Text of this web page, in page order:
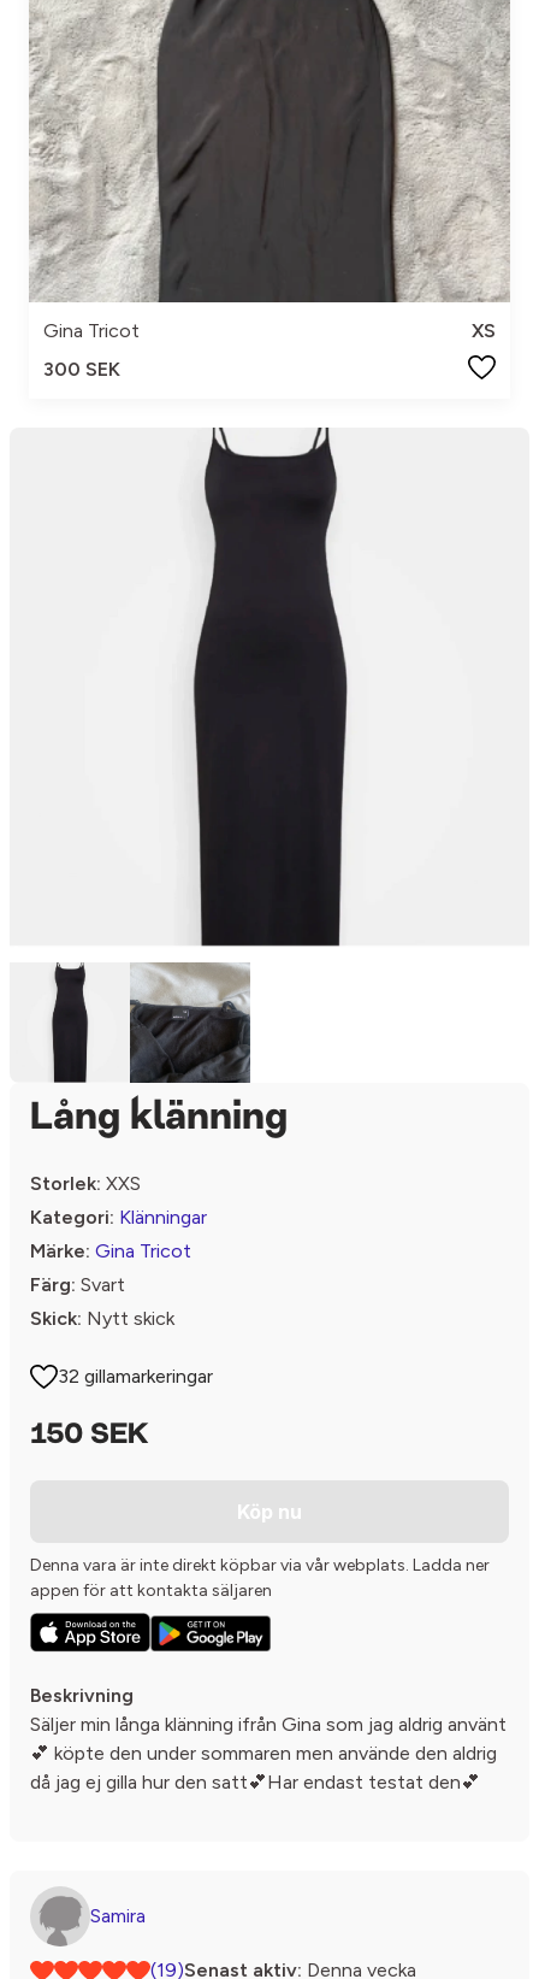
Gina Tricot
XS
300 SEK
Lång klänning
Storlek: XXS
Kategori: Klänningar
Märke: Gina Tricot
Färg: Svart
Skick: Nytt skick
32 gillamarkeringar
150 SEK
Köp nu
Denna vara är inte direkt köpbar via vår webplats. Ladda ner
appen för att kontakta säljaren
Beskrivning
Säljer min långa klänning ifrån Gina som jag aldrig använt
💕 köpte den under sommaren men använde den aldrig
då jag ej gilla hur den satt💕Har endast testat den💕
Samira
(19)Senast aktiv: Denna vecka